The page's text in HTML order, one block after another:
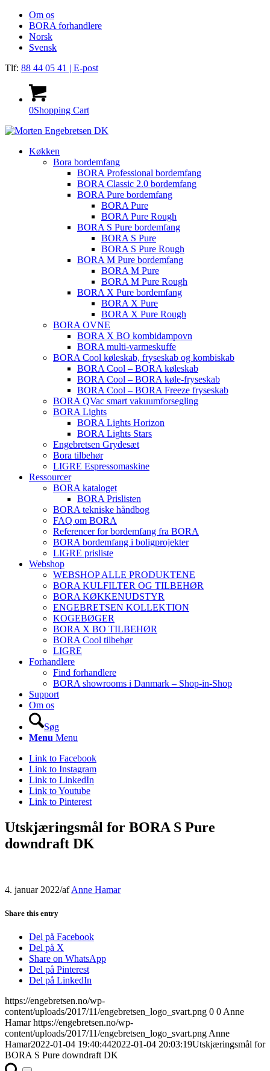
Om os
BORA forhandlere
Norsk
Svensk
Tlf: 88 44 05 41 | E-post
0Shopping Cart
Køkken
Bora bordemfang
BORA Professional bordemfang
BORA Classic 2.0 bordemfang
BORA Pure bordemfang
BORA Pure
BORA Pure Rough
BORA S Pure bordemfang
BORA S Pure
BORA S Pure Rough
BORA M Pure bordemfang
BORA M Pure
BORA M Pure Rough
BORA X Pure bordemfang
BORA X Pure
BORA X Pure Rough
BORA OVNE
BORA X BO kombidampovn
BORA multi-varmeskuffe
BORA Cool køleskab, fryseskab og kombiskab
BORA Cool – BORA køleskab
BORA Cool – BORA køle-fryseskab
BORA Cool – BORA Freeze fryseskab
BORA QVac smart vakuumforsegling
BORA Lights
BORA Lights Horizon
BORA Lights Stars
Engebretsen Grydesæt
Bora tilbehør
LIGRE Espressomaskine
Ressourcer
BORA kataloget
BORA Prislisten
BORA tekniske håndbog
FAQ om BORA
Referencer for bordemfang fra BORA
BORA bordemfang i boligprojekter
LIGRE prisliste
Webshop
WEBSHOP ALLE PRODUKTENE
BORA KULFILTER OG TILBEHØR
BORA KØKKENUDSTYR
ENGEBRETSEN KOLLEKTION
KOGEBØGER
BORA X BO TILBEHØR
BORA Cool tilbehør
LIGRE
Forhandlere
Find forhandlere
BORA showrooms i Danmark – Shop-in-Shop
Support
Om os
Søg
Menu Menu
Link to Facebook
Link to Instagram
Link to LinkedIn
Link to Youtube
Link to Pinterest
Utskjæringsmål for BORA S Pure
downdraft DK
4. januar 2022/afAnne Hamar
Share this entry
Del på Facebook
Del på X
Share on WhatsApp
Del på Pinterest
Del på LinkedIn
https://engebretsen.no/wp-
content/uploads/2017/11/engebretsen_logo_svart.png 0 0 Anne
Hamar https://engebretsen.no/wp-
content/uploads/2017/11/engebretsen_logo_svart.png Anne
Hamar2022-01-04 19:40:442022-01-04 20:03:19Utskjæringsmål for
BORA S Pure downdraft DK